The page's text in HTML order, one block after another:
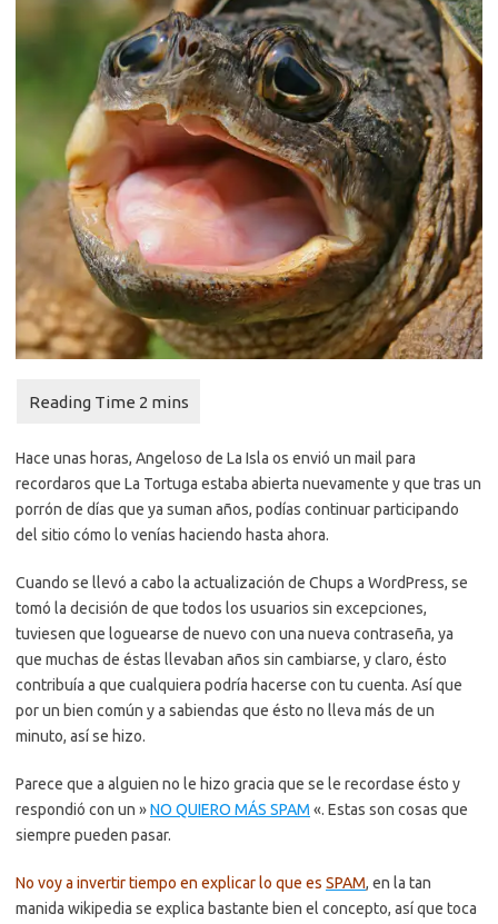
Hace unas horas, Angeloso de La Isla os envió un mail para
recordaros que La Tortuga estaba abierta nuevamente y que tras un
porrón de días que ya suman años, podías continuar participando
del sitio cómo lo venías haciendo hasta ahora.
Cuando se llevó a cabo la actualización de Chups a WordPress, se
tomó la decisión de que todos los usuarios sin excepciones,
tuviesen que loguearse de nuevo con una nueva contraseña, ya
que muchas de éstas llevaban años sin cambiarse, y claro, ésto
contribuía a que cualquiera podría hacerse con tu cuenta. Así que
por un bien común y a sabiendas que ésto no lleva más de un
minuto, así se hizo.
Parece que a alguien no le hizo gracia que se le recordase ésto y
respondió con un »NO QUIERO MÁS SPAM «. Estas son cosas que
siempre pueden pasar.
No voy a invertir tiempo en explicar lo que es SPAM, en la tan
manida wikipedia se explica bastante bien el concepto, así que toca